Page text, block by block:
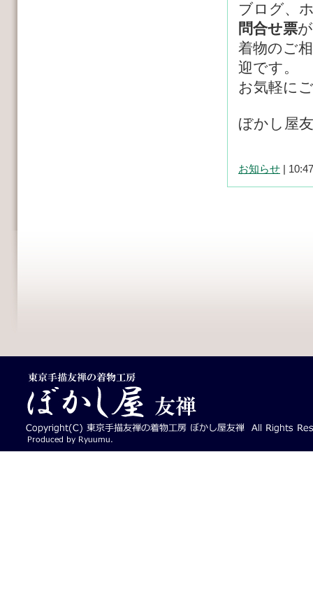
ブログ、
問合せ票
着物のご
迎です。
お気軽に
ぼかし屋
お知らせ |